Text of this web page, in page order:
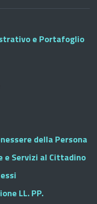
e Portafoglio
della Persona
e Servizi al Cittadino
LL. PP.